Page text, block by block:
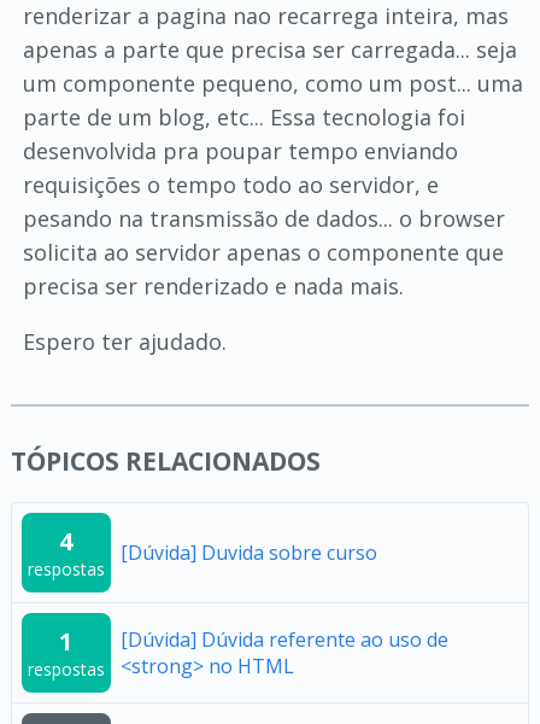
renderizar a pagina nao recarrega inteira, mas
apenas a parte que precisa ser carregada... seja
um componente pequeno, como um post... uma
parte de um blog, etc... Essa tecnologia foi
desenvolvida pra poupar tempo enviando
requisições o tempo todo ao servidor, e
pesando na transmissão de dados... o browser
solicita ao servidor apenas o componente que
precisa ser renderizado e nada mais.
Espero ter ajudado.
TÓPICOS RELACIONADOS
4
respostas
[Dúvida] Duvida sobre curso
1
respostas
[Dúvida] Dúvida referente ao uso de
<strong> no HTML